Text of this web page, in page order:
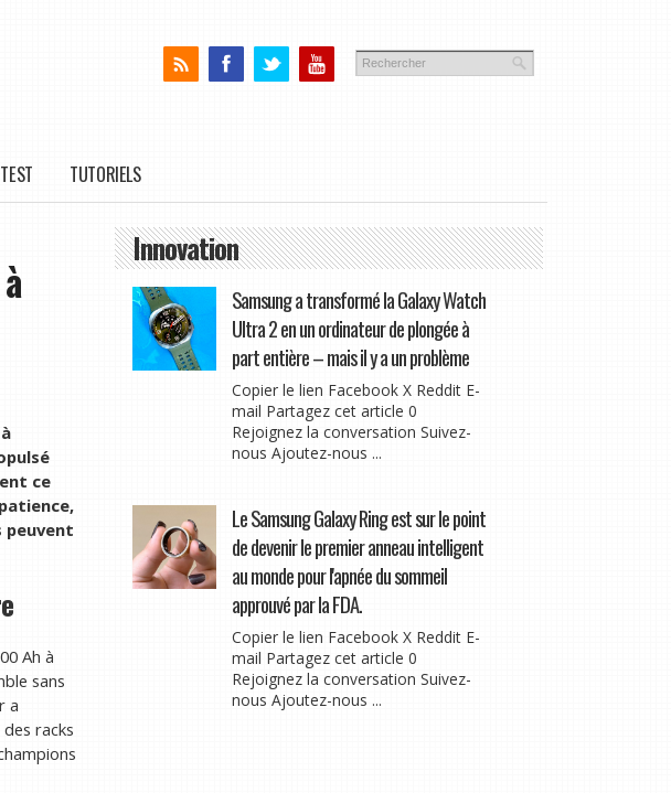
TEST TUTORIELS
ce
peuvent
Ah à
sans
a
racks
Innovation
Samsung a transformé la Galaxy Watch
Ultra 2 en un ordinateur de plongée à
part entière – mais il y a un problème
Copier le lien Facebook X Reddit E-
mail Partagez cet article 0
Rejoignez la conversation Suivez-
nous Ajoutez-nous ...
Le Samsung Galaxy Ring est sur le point
de devenir le premier anneau intelligent
au monde pour l'apnée du sommeil
approuvé par la FDA.
Copier le lien Facebook X Reddit E-
mail Partagez cet article 0
Rejoignez la conversation Suivez-
nous Ajoutez-nous ...